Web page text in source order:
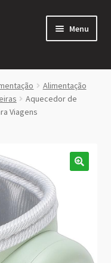
Menu
Alimentação
Aquecedor de
Viagens